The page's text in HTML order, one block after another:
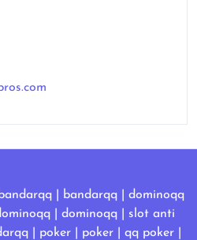
bandarqq bandarqq
dominoqq
dominoqq
slot anti
poker poker qq poker